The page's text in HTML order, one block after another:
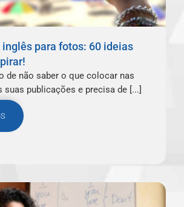
inglês para fotos: 60 ideias
de não saber o que colocar nas
suas publicações e precisa de [...]